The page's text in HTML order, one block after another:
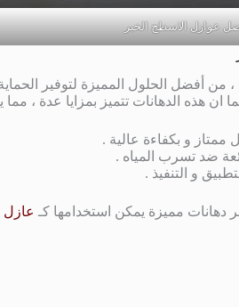
عوازل الاسطح الخبر
، من أفضل الحلول المميزة لتوفير
ان هذه الدهانات تتميز بمزايا عدة ،
و بكفاءة عالية .
ضد تسرب المياه .
و التنفيذ .
دهانات مميزة يمكن استخدامها كـ عازل